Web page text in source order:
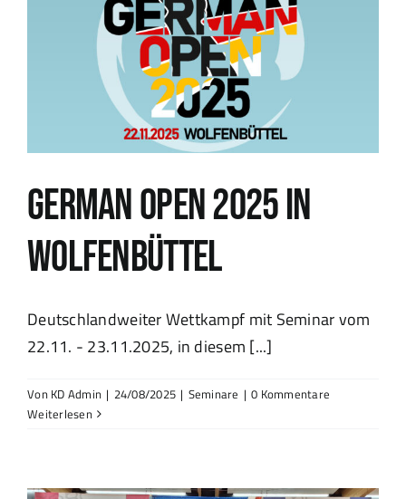
German Open 2025 in
Wolfenbüttel
Deutschlandweiter Wettkampf mit Seminar vom
22.11. - 23.11.2025, in diesem [...]
Von KD Admin | 24/08/2025 | Seminare | 0 Kommentare
Weiterlesen